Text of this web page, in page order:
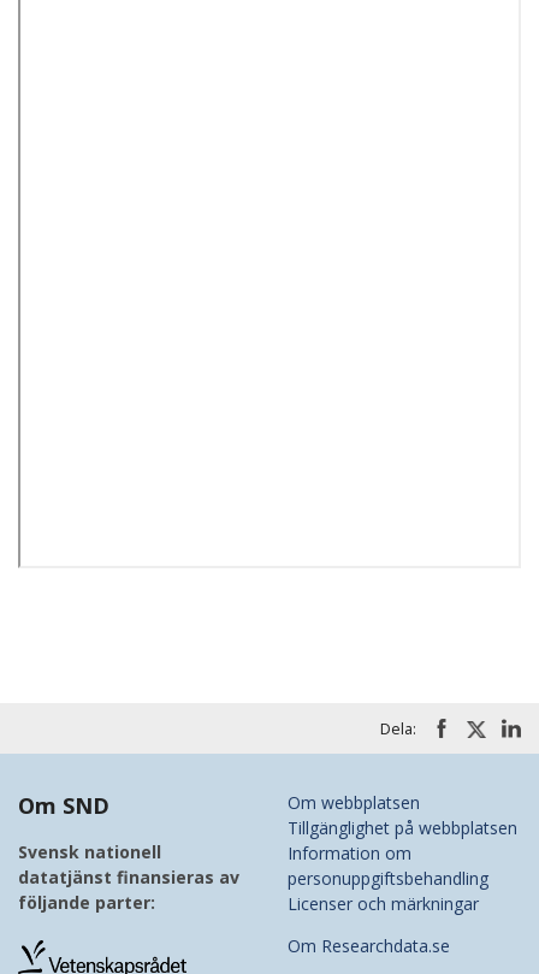
Dela:
Om SND
Svensk nationell
datatjänst finansieras av
följande parter:
Om webbplatsen
Tillgänglighet på webbplatsen
Information om
personuppgiftsbehandling
Licenser och märkningar
Om Researchdata.se